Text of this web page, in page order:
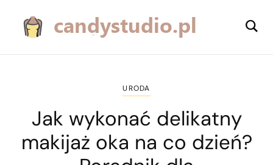
URODA
Jak wykonać delikatny
makijaż oka na co dzień?